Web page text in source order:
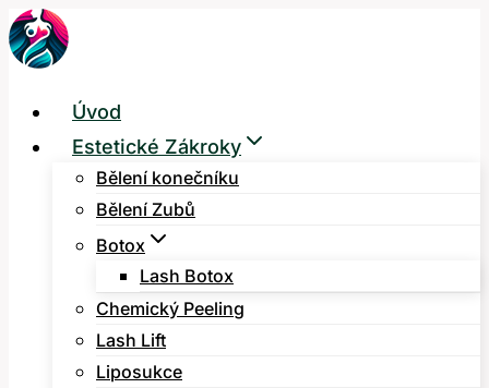
Přeskočit
na
Úvod
Estetické Zákroky
Bělení konečníku
Bělení Zubů
Botox
Lash Botox
Chemický Peeling
Lash Lift
Liposukce